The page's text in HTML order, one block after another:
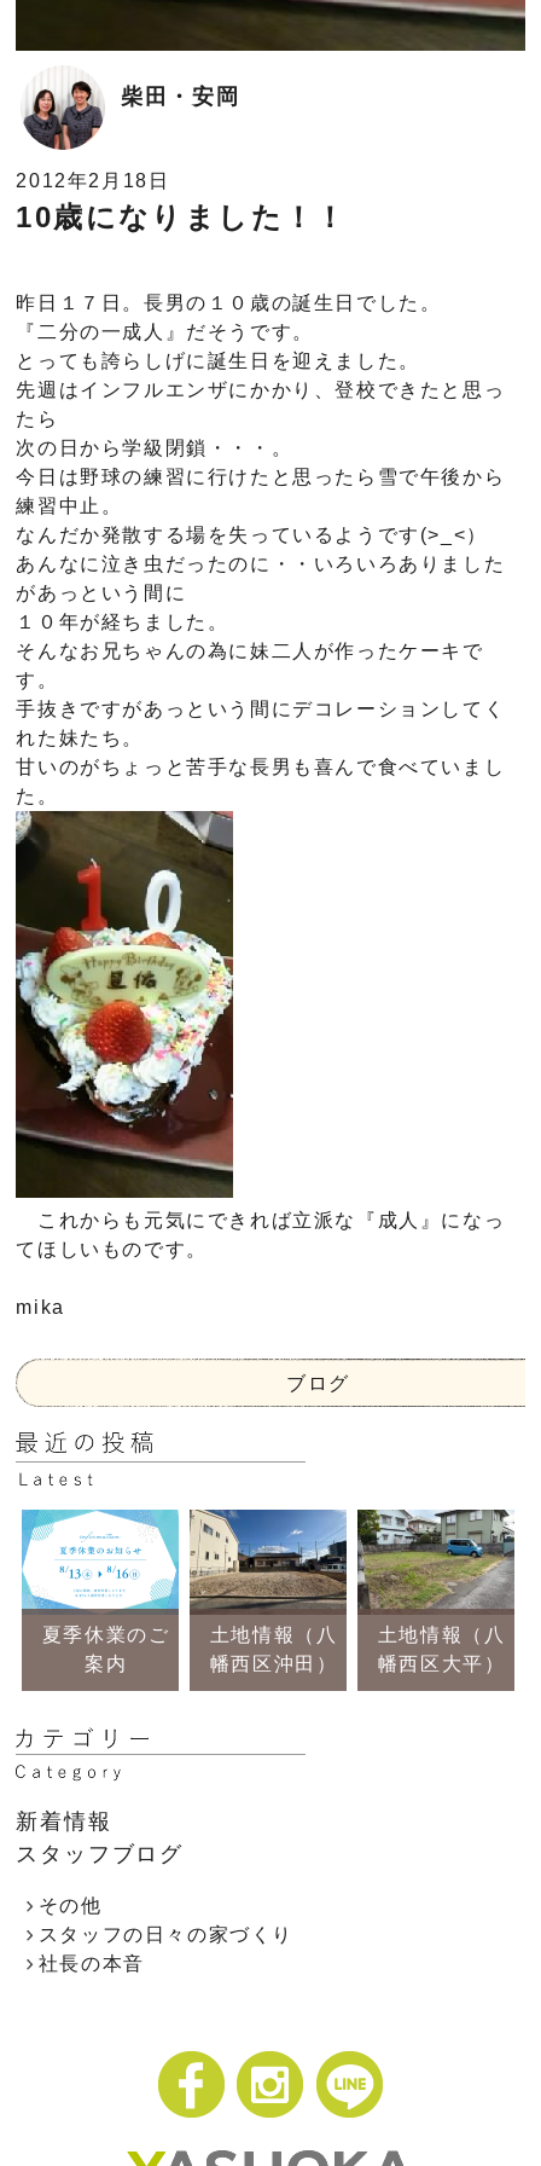
柴田・安岡
2012年2月18日
10歳になりました！！
昨日１７日。長男の１０歳の誕生日でした。
『二分の一成人』だそうです。
とっても誇らしげに誕生日を迎えました。
先週はインフルエンザにかかり、登校できたと思っ
たら
次の日から学級閉鎖・・・。
今日は野球の練習に行けたと思ったら雪で午後から
練習中止。
なんだか発散する場を失っているようです(>_<）
あんなに泣き虫だったのに・・いろいろありました
があっという間に
１０年が経ちました。
そんなお兄ちゃんの為に妹二人が作ったケーキで
す。
手抜きですがあっという間にデコレーションしてく
れた妹たち。
甘いのがちょっと苦手な長男も喜んで食べていまし
た。
これからも元気にできれば立派な『成人』になっ
てほしいものです。
mika
ブログ
夏季休業のご
案内
土地情報（八
幡西区沖田）
土地情報（八
幡西区大平）
新着情報
スタッフブログ
その他
スタッフの日々の家づくり
社長の本音